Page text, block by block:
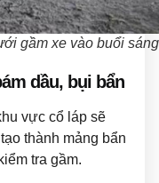
gầm xe vào buổi sáng
dầu, bụi bẩn
vực cổ láp sẽ
thành mảng bẩn
tra gầm.